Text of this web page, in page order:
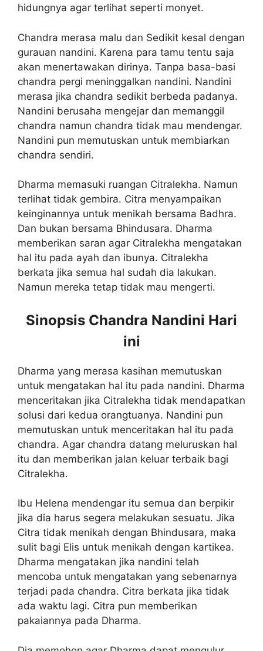
hidungnya agar terlihat seperti monyet.
Chandra merasa malu dan Sedikit kesal dengan
gurauan nandini. Karena para tamu tentu saja
akan menertawakan dirinya. Tanpa basa-basi
chandra pergi meninggalkan nandini. Nandini
merasa jika chandra sedikit berbeda padanya.
Nandini berusaha mengejar dan memanggil
chandra namun chandra tidak mau mendengar.
Nandini pun memutuskan untuk membiarkan
chandra sendiri.
Dharma memasuki ruangan Citralekha. Namun
terlihat tidak gembira. Citra menyampaikan
keinginannya untuk menikah bersama Badhra.
Dan bukan bersama Bhindusara. Dharma
memberikan saran agar Citralekha mengatakan
hal itu pada ayah dan ibunya. Citralekha
berkata jika semua hal sudah dia lakukan.
Namun mereka tetap tidak mau mengerti.
Sinopsis Chandra Nandini Hari
ini
Dharma yang merasa kasihan memutuskan
untuk mengatakan hal itu pada nandini. Dharma
menceritakan jika Citralekha tidak mendapatkan
solusi dari kedua orangtuanya. Nandini pun
memutuskan untuk menceritakan hal itu pada
chandra. Agar chandra datang meluruskan hal
itu dan memberikan jalan keluar terbaik bagi
Citralekha.
Ibu Helena mendengar itu semua dan berpikir
jika dia harus segera melakukan sesuatu. Jika
Citra tidak menikah dengan Bhindusara, maka
sulit bagi Elis untuk menikah dengan kartikea.
Dharma mengatakan jika nandini telah
mencoba untuk mengatakan yang sebenarnya
terjadi pada chandra. Citra berkata jika tidak
ada waktu lagi. Citra pun memberikan
pakaiannya pada Dharma.